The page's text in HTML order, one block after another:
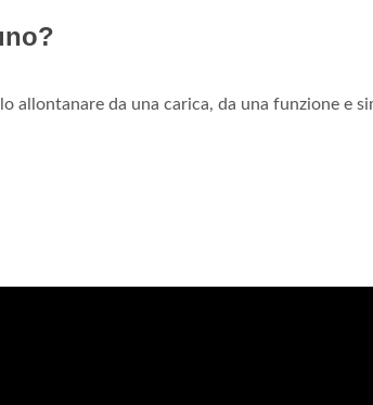
allontanare da una carica, da una funzione e